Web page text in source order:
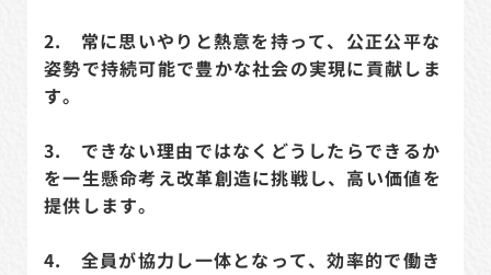
2. 常に思いやりと熱意を持って、公正公平な
姿勢で持続可能で豊かな社会の実現に貢献しま
す。
3. できない理由ではなくどうしたらできるか
を一生懸命考え改革創造に挑戦し、高い価値を
提供します。
4. 全員が協力し一体となって、効率的で働き